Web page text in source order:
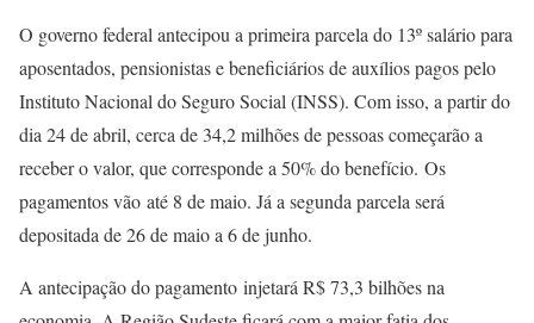
O governo federal antecipou a primeira parcela do 13º salário para
aposentados, pensionistas e beneficiários de auxílios pagos pelo
Instituto Nacional do Seguro Social (INSS). Com isso, a partir do
dia 24 de abril, cerca de 34,2 milhões de pessoas começarão a
receber o valor, que corresponde a 50% do benefício. Os
pagamentos vão até 8 de maio. Já a segunda parcela será
depositada de 26 de maio a 6 de junho.
A antecipação do pagamento injetará R$ 73,3 bilhões na